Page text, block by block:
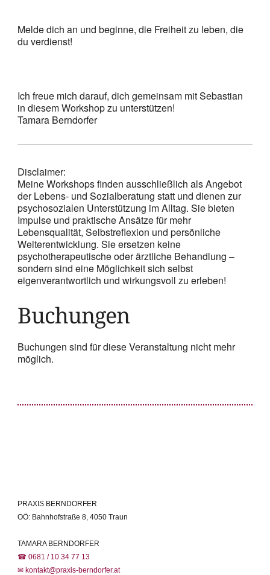
Melde dich an und beginne, die Freiheit zu leben, die
du verdienst!
Ich freue mich darauf, dich gemeinsam mit Sebastian
in diesem Workshop zu unterstützen!
Tamara Berndorfer
Disclaimer:
Meine Workshops finden ausschließlich als Angebot
der Lebens- und Sozialberatung statt und dienen zur
psychosozialen Unterstützung im Alltag. Sie bieten
Impulse und praktische Ansätze für mehr
Lebensqualität, Selbstreflexion und persönliche
Weiterentwicklung. Sie ersetzen keine
psychotherapeutische oder ärztliche Behandlung –
sondern sind eine Möglichkeit sich selbst
eigenverantwortlich und wirkungsvoll zu erleben!
Buchungen
Buchungen sind für diese Veranstaltung nicht mehr
möglich.
PRAXIS BERNDORFER
OÖ: Bahnhofstraße 8, 4050 Traun
TAMARA BERNDORFER
☎ 0681 / 10 34 77 13
✉ kontakt@praxis-berndorfer.at